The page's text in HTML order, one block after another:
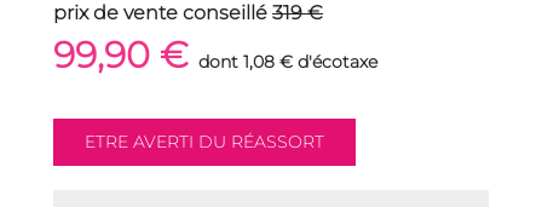
prix de vente conseillé 319 €
99,90 € dont 1,08 € d'écotaxe